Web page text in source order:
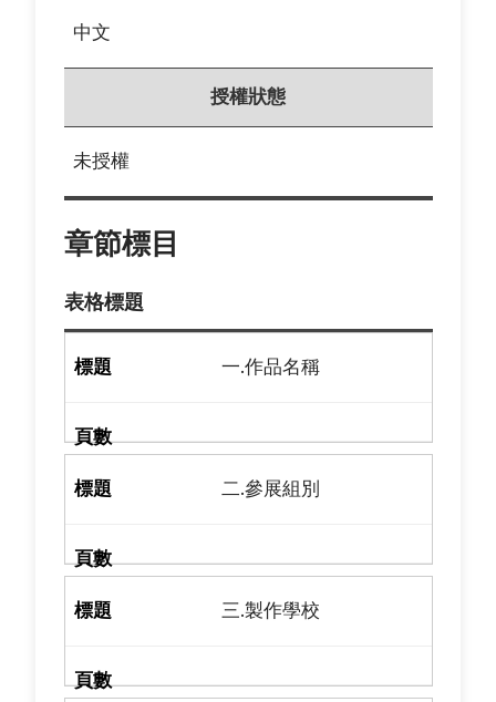
中文
授權狀態
未授權
章節標目
表格標題
一.作品名稱
二.參展組別
三.製作學校